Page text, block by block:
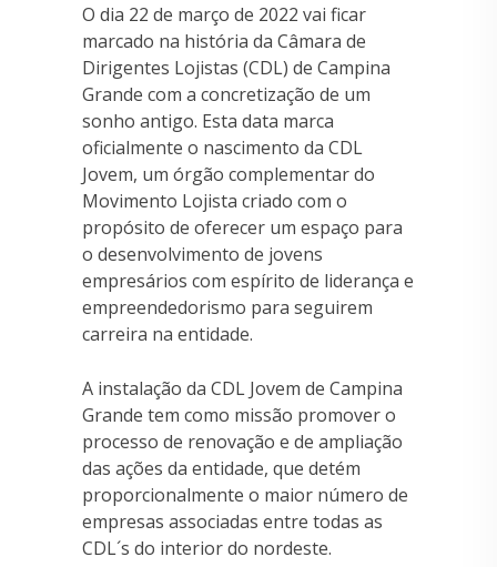
O dia 22 de março de 2022 vai ficar
marcado na história da Câmara de
Dirigentes Lojistas (CDL) de Campina
Grande com a concretização de um
sonho antigo. Esta data marca
oficialmente o nascimento da CDL
Jovem, um órgão complementar do
Movimento Lojista criado com o
propósito de oferecer um espaço para
o desenvolvimento de jovens
empresários com espírito de liderança e
empreendedorismo para seguirem
carreira na entidade.
A instalação da CDL Jovem de Campina
Grande tem como missão promover o
processo de renovação e de ampliação
das ações da entidade, que detém
proporcionalmente o maior número de
empresas associadas entre todas as
CDL´s do interior do nordeste.